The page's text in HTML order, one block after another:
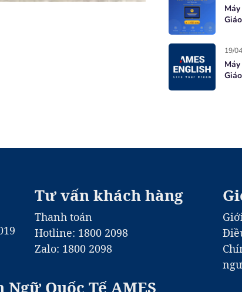
19/
Tư vấn khách hàng
Thanh toán
Hotline: 1800 2098
Zalo: 1800 2098
Quốc Tế AMES